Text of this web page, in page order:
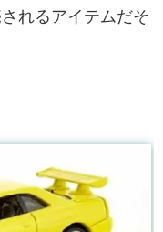
れるアイテムだそ